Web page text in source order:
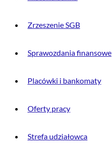
Zrzeszenie SGB
Sprawozdania finansowe
Placówki i bankomaty
Oferty pracy
Strefa udziałowca